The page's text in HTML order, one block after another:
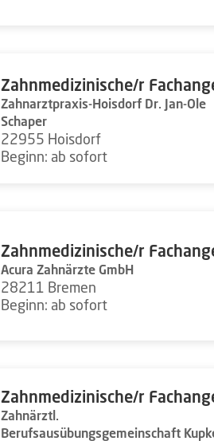
Zahnmedizinische/r
Zahnarztpraxis-Hoisdorf Dr. Jan-Ole
Schaper
22955 Hoisdorf
Beginn: ab sofort
Zahnmedizinische/r
Acura Zahnärzte GmbH
28211 Bremen
Beginn: ab sofort
Zahnmedizinische/r
Zahnärztl.
Berufsausübungsgemeinschaft